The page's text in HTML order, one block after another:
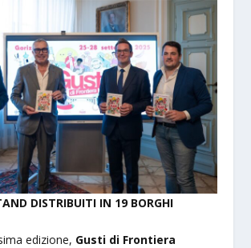
DISTRIBUITI IN 19 BORGHI
edizione, Gusti di Frontiera